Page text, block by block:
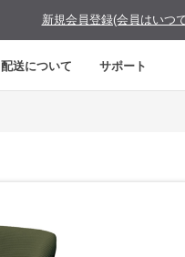
新規会員登録(会員はいつ
配送について サポート